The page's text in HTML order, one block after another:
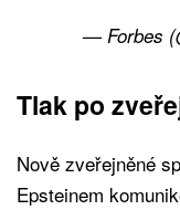
— Forbes
Tlak po
Nově zveřejněné
Epsteinem